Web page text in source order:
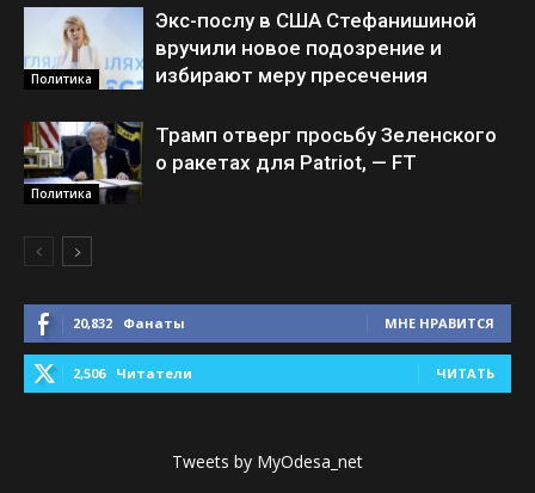
Политика
Экс-послу в США Стефанишиной
вручили новое подозрение и
избирают меру пресечения
Политика
Трамп отверг просьбу Зеленского
о ракетах для Patriot, — FT
20,832 Фанаты МНЕ НРАВИТСЯ
2,506 Читатели ЧИТАТЬ
Tweets by MyOdesa_net